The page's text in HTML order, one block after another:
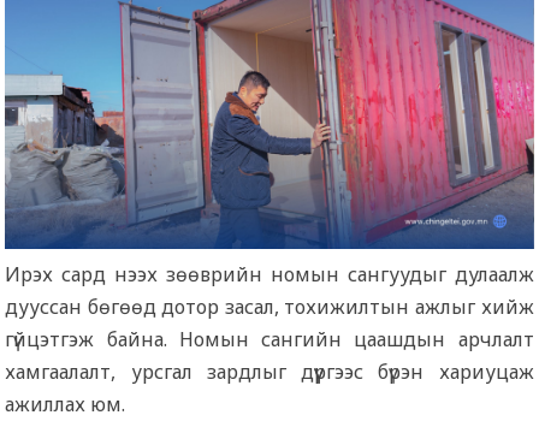
Ирэх сард нээх зөөврийн номын сангуудыг дулаалж
дууссан бөгөөд дотор засал, тохижилтын ажлыг хийж
гүйцэтгэж байна. Номын сангийн цаашдын арчлалт
хамгаалалт, урсгал зардлыг дүүргээс бүрэн хариуцаж
ажиллах юм.